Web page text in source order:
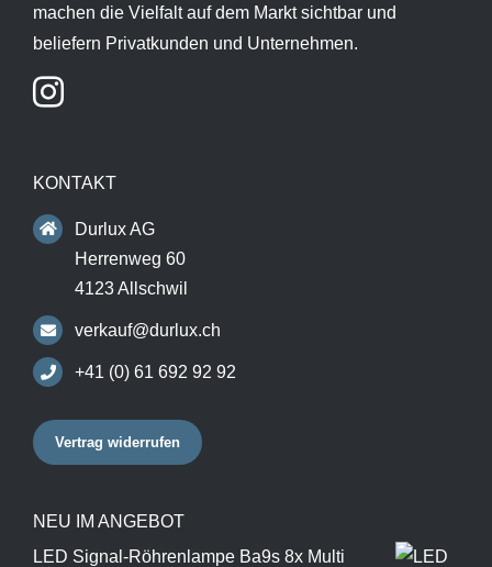
machen die Vielfalt auf dem Markt sichtbar und
beliefern Privatkunden und Unternehmen.
KONTAKT
Durlux AG
Herrenweg 60
4123 Allschwil
verkauf@durlux.ch
+41 (0) 61 692 92 92
Vertrag widerrufen
NEU IM ANGEBOT
LED Signal-Röhrenlampe Ba9s 8x Multi